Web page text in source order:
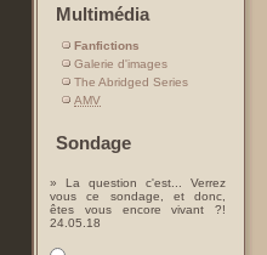
Multimédia
Fanfictions
Galerie d'images
The Abridged Series
AMV
Sondage
» La question c'est... Verrez
vous ce sondage, et donc,
êtes vous encore vivant ?!
24.05.18